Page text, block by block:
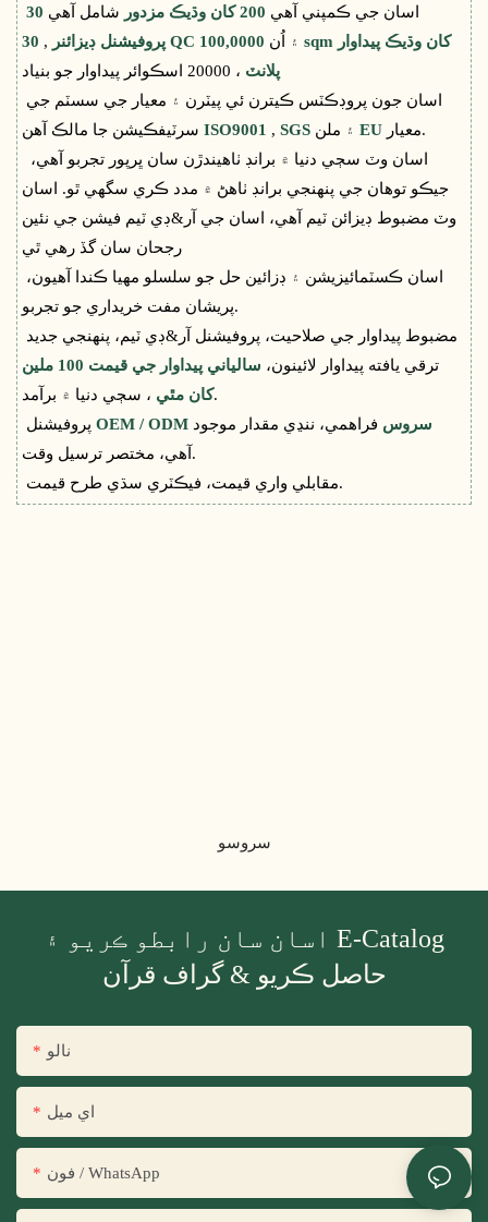
اسان جي ڪمپني آهي 200 کان وڌيڪ مزدور شامل آهي 30
پروفيشنل ڊيزائنر , 30 QC ۽ اُن 100,0000 sqm کان وڌيڪ پيداوار
پلانٽ
سرٽيفڪيشن جا مالڪ آهنISO9001 ,SGS ۽ ملنEU
معيار.
جيڪو توهان جي پنهنجي برانڊ ٺاهڻ ۾ مدد ڪري سگهي ٿو. اسان
وٽ مضبوط ڊيزائن ٽيم آهي، اسان جي آر&ڊي ٽيم فيشن جي نئين
پريشان مفت خريداري جو تجربو.
ترقي يافته پيداوار لائينون،
سالياني پيداوار جي قيمت 100 ملين
کان مٿي، سڄي دنيا ۾ برآمد.
پروفيشنل
OEM / ODM سروس فراهمي، ننڍي مقدار موجود
آهي، مختصر ترسيل وقت.
مقابلي واري قيمت، فيڪٽري سڌي طرح قيمت.
سروسو
اسان سان رابطو ڪريو ۽ E-Catalog
حاصل ڪريو & گراف قرآن
نالو
اي ميل
فون / WhatsApp